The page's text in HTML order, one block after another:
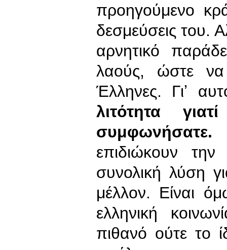
προηγούμενο
δεσμεύσεις του.
αρνητικό
λαούς, ώστε
Έλληνες. Γιʼ
λιτότητα
συμφωνήσατε.
επιδιώκουν
συνολική λύση
μέλλον. Είναι
ελληνική
πιθανό ούτε το